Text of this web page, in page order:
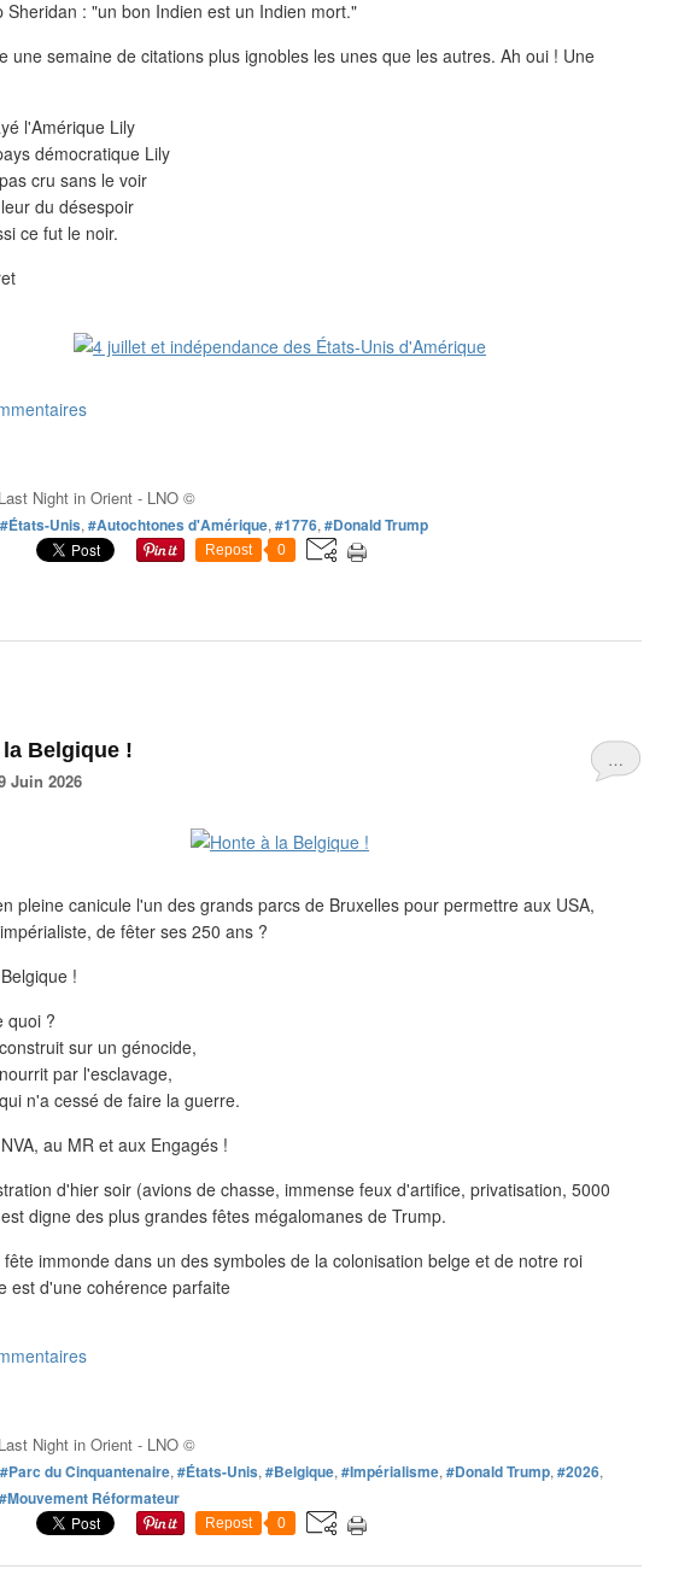
Sheridan : "un bon Indien est un Indien mort."
une semaine de citations plus ignobles les unes que les autres. Ah oui ! Une
l'Amérique Lily
démocratique Lily
cru sans le voir
du désespoir
ce fut le noir.
Last Night in Orient - LNO ©
#États-Unis, #Autochtones d'Amérique, #1776, #Donald Trump
Repost 0
…
Belgique !
Juin 2026
pleine canicule l'un des grands parcs de Bruxelles pour permettre aux USA,
de fêter ses 250 ans ?
!
quoi ?
sur un génocide,
par l'esclavage,
n'a cessé de faire la guerre.
au MR et aux Engagés !
d'hier soir (avions de chasse, immense feux d'artifice, privatisation, 5000
digne des plus grandes fêtes mégalomanes de Trump.
immonde dans un des symboles de la colonisation belge et de notre roi
est d'une cohérence parfaite
Last Night in Orient - LNO ©
#Parc du Cinquantenaire, #États-Unis, #Belgique, #Impérialisme, #Donald Trump, #2026,
#Mouvement Réformateur
Repost 0